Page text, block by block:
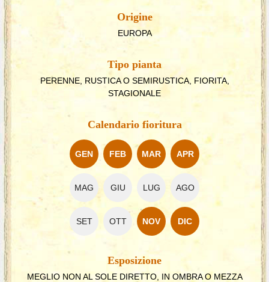
Origine
EUROPA
Tipo pianta
PERENNE, RUSTICA O SEMIRUSTICA, FIORITA,
STAGIONALE
Calendario fioritura
GEN FEB MAR APR
MAG GIU LUG AGO
SET OTT NOV DIC
Esposizione
MEGLIO NON AL SOLE DIRETTO, IN OMBRA O MEZZA